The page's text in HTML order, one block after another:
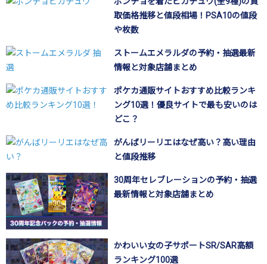
取価格推移と値段相場！PSA10の値段
や枚数
ストームエメラルダの予約・抽選最新
情報と対象店舗まとめ
ポケカ通販サイトおすすめ比較ランキ
ング10選！優良サイトで最も安いのは
どこ？
がんばリーリエはなぜ高い？高い理由
と値段推移
30周年セレブレーションの予約・抽選
最新情報と対象店舗まとめ
かわいい女の子サポートSR/SAR高額
ランキング100選